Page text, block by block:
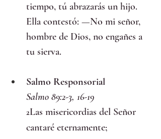
tiempo, tú abrazarás un hijo.
Ella contestó: —No mi señor,
hombre de Dios, no engañes a
tu sierva.
Salmo Responsorial
Salmo 89:2-3, 16-19
2Las misericordias del Señor
cantaré eternamente;